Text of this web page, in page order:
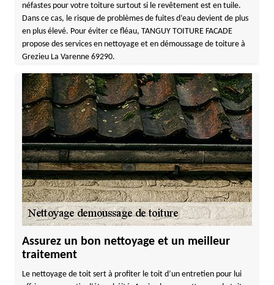
néfastes pour votre toiture surtout si le revêtement est en tuile.
Dans ce cas, le risque de problèmes de fuites d’eau devient de plus
en plus élevé. Pour éviter ce fléau, TANGUY TOITURE FACADE
propose des services en nettoyage et en démoussage de toiture à
Grezieu La Varenne 69290.
Assurez un bon nettoyage et un meilleur
traitement
Le nettoyage de toit sert à profiter le toit d’un entretien pour lui